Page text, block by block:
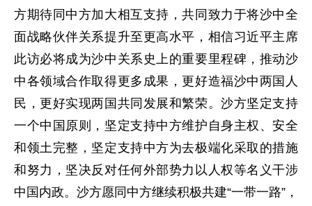
方期待同中方加大相互支持，共同致力于将沙中全
面战略伙伴关系提升至更高水平，相信习近平主席
此访必将成为沙中关系史上的重要里程碑，推动沙
中各领域合作取得更多成果，更好造福沙中两国人
民，更好实现两国共同发展和繁荣。沙方坚定支持
一个中国原则，坚定支持中方维护自身主权、安全
和领土完整，坚定支持中方为去极端化采取的措施
和努力，坚决反对任何外部势力以人权等名义干涉
中国内政。沙方愿同中方继续积极共建“一带一路”，